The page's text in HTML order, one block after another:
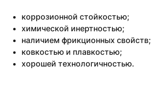
коррозионной стойкостью;
химической инертностью;
наличием фрикционных свойств;
ковкостью и плавкостью;
хорошей технологичностью.